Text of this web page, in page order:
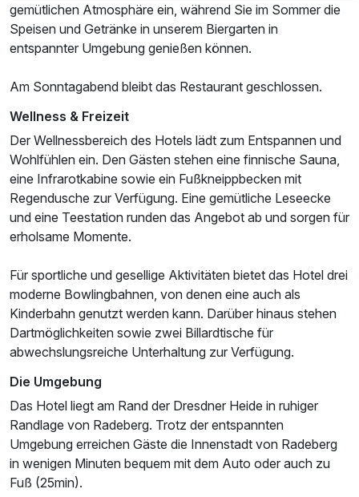
Ausstattung
Für 3 Tage p.P. ab 211,14 €
gemütlichen Atmosphäre ein, während Sie im Sommer die
Speisen und Getränke in unserem Biergarten in
entspannter Umgebung genießen können.
Am Sonntagabend bleibt das Restaurant geschlossen.
Wellness & Freizeit
Der Wellnessbereich des Hotels lädt zum Entspannen und
Wohlfühlen ein. Den Gästen stehen eine finnische Sauna,
eine Infrarotkabine sowie ein Fußkneippbecken mit
Regendusche zur Verfügung. Eine gemütliche Leseecke
und eine Teestation runden das Angebot ab und sorgen für
erholsame Momente.
Für sportliche und gesellige Aktivitäten bietet das Hotel drei
moderne Bowlingbahnen, von denen eine auch als
Kinderbahn genutzt werden kann. Darüber hinaus stehen
Dartmöglichkeiten sowie zwei Billardtische für
abwechslungsreiche Unterhaltung zur Verfügung.
Die Umgebung
Das Hotel liegt am Rand der Dresdner Heide in ruhiger
Randlage von Radeberg. Trotz der entspannten
Umgebung erreichen Gäste die Innenstadt von Radeberg
in wenigen Minuten bequem mit dem Auto oder auch zu
Fuß (25min).